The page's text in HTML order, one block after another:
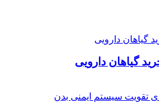
گیاهان دارویی